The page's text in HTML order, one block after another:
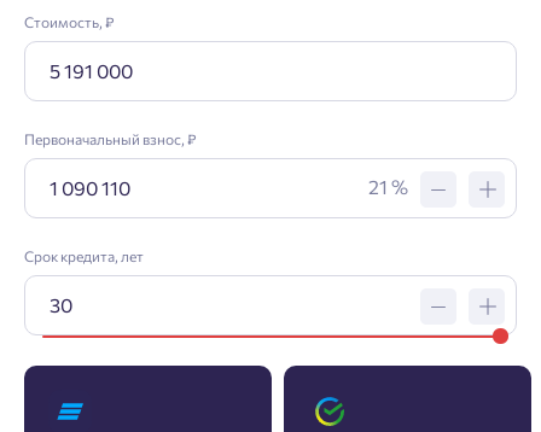
Стоимость, ₽
Первоначальный взнос, ₽
21 %
Срок кредита, лет
Пожалуйста, оставьте ваши контакты и мы вам